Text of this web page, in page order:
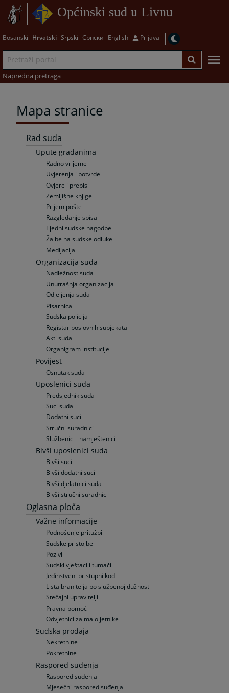
Općinski sud u Livnu
Bosanski Hrvatski Srpski Српски English Prijava
Napredna pretraga
Mapa stranice
Rad suda
Upute građanima
Radno vrijeme
Uvjerenja i potvrde
Ovjere i prepisi
Zemljišne knjige
Prijem pošte
Razgledanje spisa
Tjedni sudske nagodbe
Žalbe na sudske odluke
Medijacija
Organizacija suda
Nadležnost suda
Unutrašnja organizacija
Odjeljenja suda
Pisarnica
Sudska policija
Registar poslovnih subjekata
Akti suda
Organigram institucije
Povijest
Osnutak suda
Uposlenici suda
Predsjednik suda
Suci suda
Dodatni suci
Stručni suradnici
Službenici i namještenici
Bivši uposlenici suda
Bivši suci
Bivši dodatni suci
Bivši djelatnici suda
Bivši stručni suradnici
Oglasna ploča
Važne informacije
Podnošenje pritužbi
Sudske pristojbe
Pozivi
Sudski vještaci i tumači
Jedinstveni pristupni kod
Lista branitelja po službenoj dužnosti
Stečajni upravitelji
Pravna pomoć
Odvjetnici za maloljetnike
Sudska prodaja
Nekretnine
Pokretnine
Raspored suđenja
Raspored suđenja
Mjesečni raspored suđenja